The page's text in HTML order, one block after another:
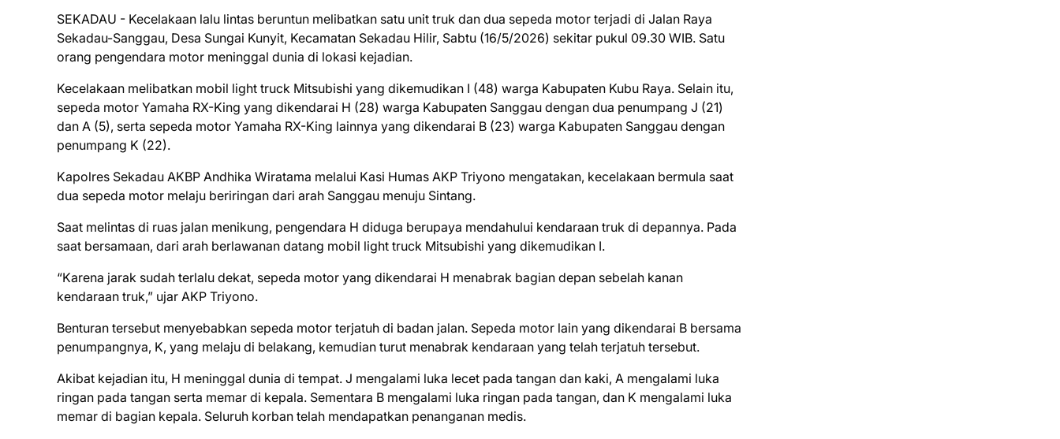
SEKADAU - Kecelakaan lalu lintas beruntun melibatkan satu unit truk dan dua sepeda motor terjadi di Jalan Raya
Sekadau-Sanggau, Desa Sungai Kunyit, Kecamatan Sekadau Hilir, Sabtu (16/5/2026) sekitar pukul 09.30 WIB. Satu
orang pengendara motor meninggal dunia di lokasi kejadian.
Kecelakaan melibatkan mobil light truck Mitsubishi yang dikemudikan I (48) warga Kabupaten Kubu Raya. Selain itu,
sepeda motor Yamaha RX-King yang dikendarai H (28) warga Kabupaten Sanggau dengan dua penumpang J (21)
dan A (5), serta sepeda motor Yamaha RX-King lainnya yang dikendarai B (23) warga Kabupaten Sanggau dengan
penumpang K (22).
Kapolres Sekadau AKBP Andhika Wiratama melalui Kasi Humas AKP Triyono mengatakan, kecelakaan bermula saat
dua sepeda motor melaju beriringan dari arah Sanggau menuju Sintang.
Saat melintas di ruas jalan menikung, pengendara H diduga berupaya mendahului kendaraan truk di depannya. Pada
saat bersamaan, dari arah berlawanan datang mobil light truck Mitsubishi yang dikemudikan I.
“Karena jarak sudah terlalu dekat, sepeda motor yang dikendarai H menabrak bagian depan sebelah kanan
kendaraan truk,” ujar AKP Triyono.
Benturan tersebut menyebabkan sepeda motor terjatuh di badan jalan. Sepeda motor lain yang dikendarai B bersama
penumpangnya, K, yang melaju di belakang, kemudian turut menabrak kendaraan yang telah terjatuh tersebut.
Akibat kejadian itu, H meninggal dunia di tempat. J mengalami luka lecet pada tangan dan kaki, A mengalami luka
ringan pada tangan serta memar di kepala. Sementara B mengalami luka ringan pada tangan, dan K mengalami luka
memar di bagian kepala. Seluruh korban telah mendapatkan penanganan medis.